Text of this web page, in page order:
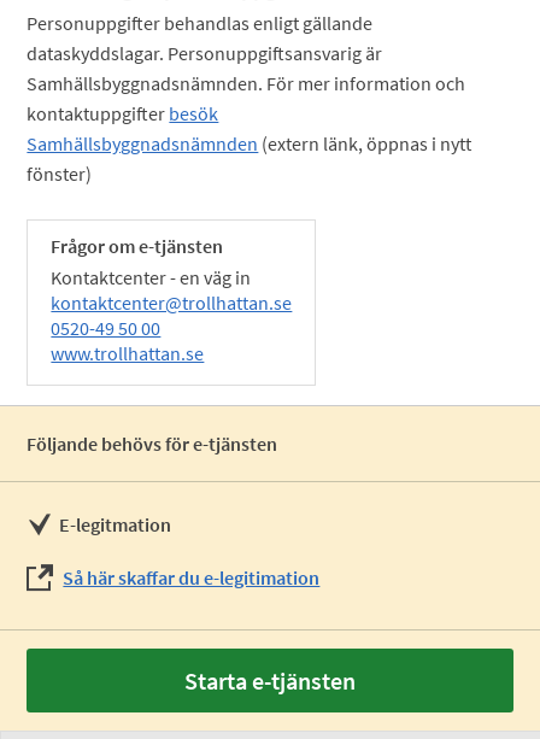
Personuppgifter behandlas enligt gällande
dataskyddslagar. Personuppgiftsansvarig är
Samhällsbyggnadsnämnden. För mer information och
kontaktuppgifter besök
Samhällsbyggnadsnämnden (extern länk, öppnas i nytt
fönster)
Frågor om e-tjänsten
Kontaktcenter - en väg in
kontaktcenter@trollhattan.se
0520-49 50 00
www.trollhattan.se
Följande behövs för e-tjänsten
E-legitmation
Så här skaffar du e-legitimation
Starta e-tjänsten